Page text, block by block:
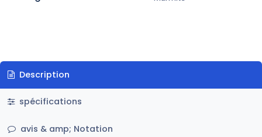
Description
spécifications
avis & amp; Notation